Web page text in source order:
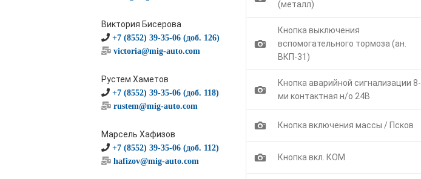
Виктория Бисерова
+7 (8552) 39-35-06 (доб. 126)
victoria@mig-auto.com
Рустем Хаметов
+7 (8552) 39-35-06 (доб. 118)
rustem@mig-auto.com
Марсель Хафизов
+7 (8552) 39-35-06 (доб. 112)
hafizov@mig-auto.com
(металл)
1
Кнопка выключения
вспомогательного тормоза (ан.
ВКП-31)
1
Кнопка аварийной сигнализации 8-
ми контактная н/о 24В
1 Кнопка включения массы / Псков
1 Кнопка вкл. КОМ